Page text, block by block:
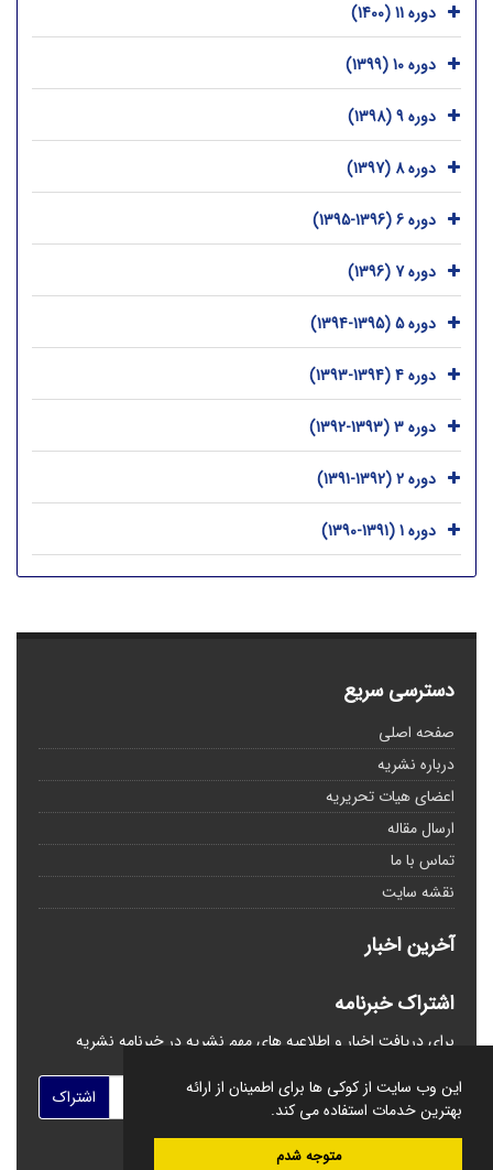
این وب سایت از کوکی ها برای اطمینان از ارائه
بهترین خدمات استفاده می کند.
متوجه شدم
دوره 11 (1400)
دوره 10 (1399)
دوره 9 (1398)
دوره 8 (1397)
دوره 6 (1396-1395)
دوره 7 (1396)
دوره 5 (1395-1394)
دوره 4 (1394-1393)
دوره 3 (1393-1392)
دوره 2 (1392-1391)
دوره 1 (1391-1390)
دسترسی سریع
صفحه اصلی
درباره نشریه
اعضای هیات تحریریه
ارسال مقاله
تماس با ما
نقشه سایت
آخرین اخبار
اشتراک خبرنامه
برای دریافت اخبار و اطلاعیه های مهم نشریه در خبرنامه نشریه
اشتراک